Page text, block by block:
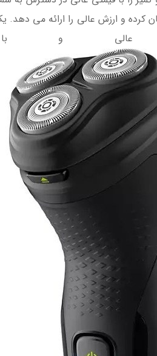
و ارزش عالی را ارائه می دهد.
عالی و با